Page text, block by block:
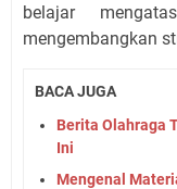
belajar
mengembangkan
BACA JUGA
Berita Olahraga
Ini
Mengenal